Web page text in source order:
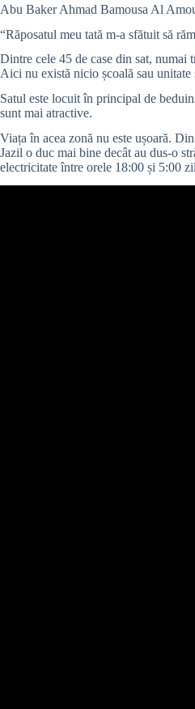
Abu Baker Ahmad Bamousa Al
“Răposatul meu tată m-a sfătuit să
Dintre cele 45 de case din sat, numai
Aici nu există nicio școală sau
Satul este locuit în principal de
sunt mai atractive.
Viața în acea zonă nu este ușoară.
Jazil o duc mai bine decât au dus-o
electricitate între orele 18:00 și 5:00